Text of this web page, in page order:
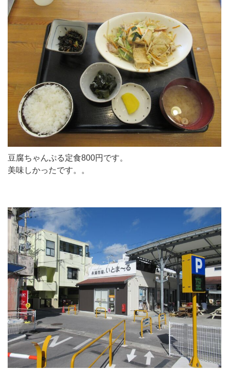
豆腐ちゃんぷる定食800円です。
美味しかったです。。